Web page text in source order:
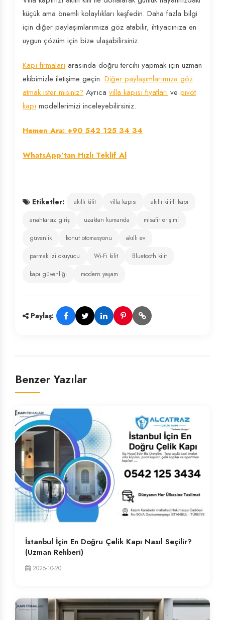
küçük ama önemli kolaylıkları keşfedin. Daha fazla bilgi
için diğer paylaşımlarımıza göz atabilir, ihtiyacınıza en
uygun çözüm için bize ulaşabilirsiniz.
Kapı firmaları arasında doğru tercihi yapmak için uzman
ekibimizle iletişime geçin. Diğer paylaşımlarımıza göz
atmak ister misiniz? Ayrıca villa kapısı fiyatları ve pivot
kapı modellerimizi inceleyebilirsiniz.
Hemen Ara: +90 542 125 34 34
WhatsApp'tan Hızlı Teklif Al
Etiketler: akıllı kilit villa kapısı
akıllı kilitli kapı
anahtarsız giriş
uzaktan kumanda
misafir erişimi
güvenlik
konut otomasyonu
akıllı ev
parmak izi okuyucu
Wi-Fi kilit
Bluetooth kilit
kapı güvenliği
modern yaşam
Paylaş:
Benzer Yazılar
İstanbul İçin En Doğru Çelik Kapı Nasıl Seçilir?
(Uzman Rehberi)
2025-10-20